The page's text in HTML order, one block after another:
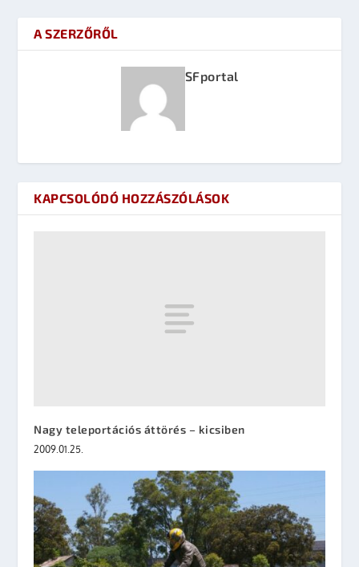
A SZERZŐRŐL
SFportal
KAPCSOLÓDÓ HOZZÁSZÓLÁSOK
Nagy teleportációs áttörés – kicsiben
2009.01.25.